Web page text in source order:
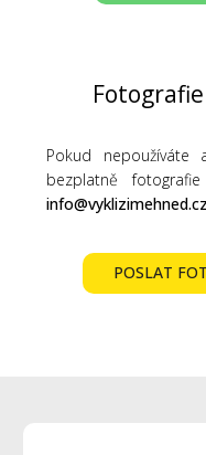
Pokud nepoužíváte
bezplatně
info@vyklizimehned.cz
POSLAT